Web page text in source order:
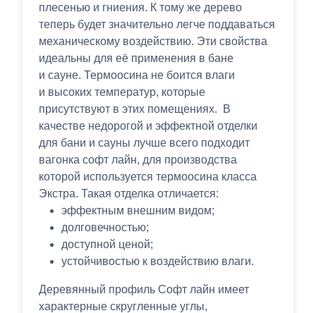
плесенью и гниения. К тому же дерево
теперь будет значительно легче поддаваться
механическому воздействию. Эти свойства
идеальны для её применения в бане
и сауне. Термоосина не боится влаги
и высоких температур, которые
присутствуют в этих помещениях. В
качестве недорогой и эффектной отделки
для бани и сауны лучше всего подходит
вагонка софт лайн, для производства
которой используется термоосина класса
Экстра. Такая отделка отличается:
эффектным внешним видом;
долговечностью;
доступной ценой;
устойчивостью к воздействию влаги.
Деревянный профиль Софт лайн имеет
характерные скругленные углы,